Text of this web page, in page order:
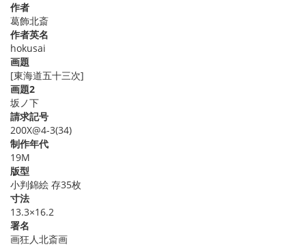
作者
葛飾北斎
作者英名
hokusai
画題
[東海道五十三次]
画題2
坂ノ下
請求記号
200X@4-3(34)
制作年代
19M
版型
小判錦絵 存35枚
寸法
13.3×16.2
署名
画狂人北斎画